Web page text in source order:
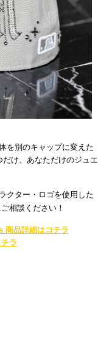
を別のキャップに変えた
け、あなただけのジュエ
クター・ロゴを使用した
相談ください！
品詳細はコチラ
ラ